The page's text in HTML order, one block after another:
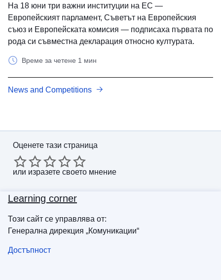
На 18 юни три важни институции на ЕС —
Европейският парламент, Съветът на Европейския
съюз и Европейската комисия — подписаха първата по
рода си съвместна декларация относно културата.
Време за четене 1 мин
News and Competitions
Оценете тази страница
или изразете своето мнение
Learning corner
Този сайт се управлява от:
Генерална дирекция „Комуникации“
Достъпност